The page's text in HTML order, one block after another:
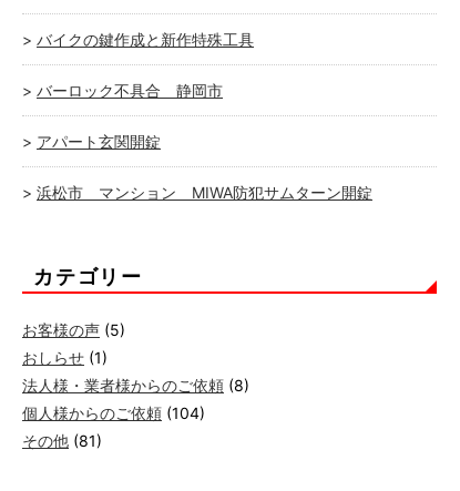
バイクの鍵作成と新作特殊工具
バーロック不具合 静岡市
アパート玄関開錠
浜松市 マンション MIWA防犯サムターン開錠
カテゴリー
お客様の声 (5)
おしらせ (1)
法人様・業者様からのご依頼 (8)
個人様からのご依頼 (104)
その他 (81)